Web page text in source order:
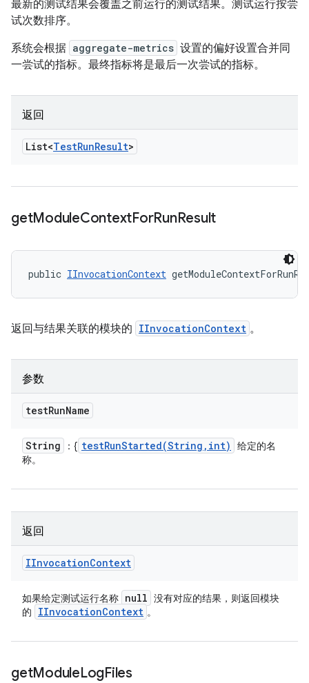
最新的测试结果会覆盖之前运行的测试结果。测试运行按尝
试次数排序。
系统会根据 aggregate-metrics 设置的偏好设置合并同
一尝试的指标。最终指标将是最后一次尝试的指标。
返回
List<TestRunResult>
getModuleContextForRunResult
public IInvocationContext
返回与结果关联的模块的 IInvocationContext 。
参数
testRunName
String ：{ testRunStarted(String , int)
给定的名
称。
返回
IInvocationContext
如果给定测试运行名称 null 没有对应的结果，则返回模块
的
IInvocationContext 。
getModuleLogFiles